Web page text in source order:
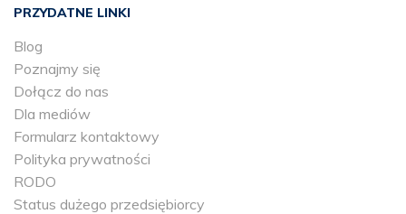
PRZYDATNE LINKI
Blog
Poznajmy się
Dołącz do nas
Dla mediów
Formularz kontaktowy
Polityka prywatności
RODO
Status dużego przedsiębiorcy